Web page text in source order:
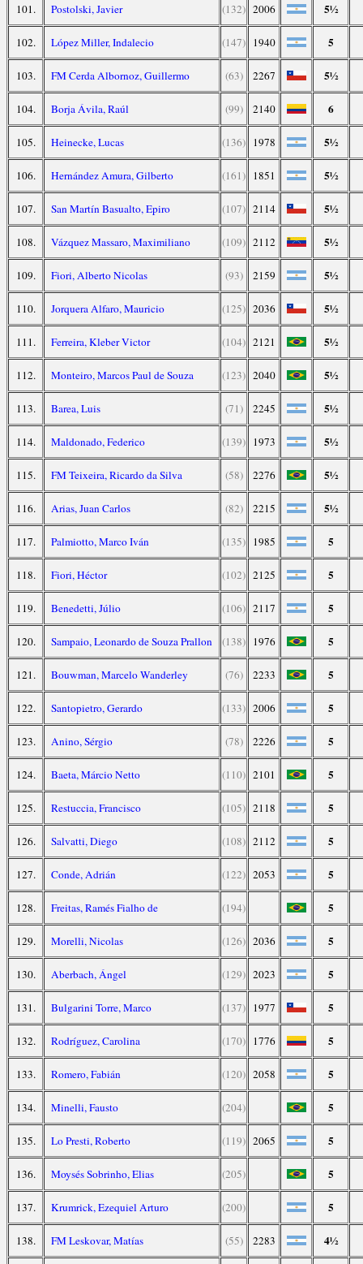
101. Postolski, Javier (132) 2006 5½
102. López Miller, Indalecio (147) 1940 5
103. FM Cerda Albornoz, Guillermo (63) 2267 5½
104. Borja Ávila, Raúl (99) 2140 6
105. Heinecke, Lucas (136) 1978 5½
106. Hernández Amura, Gilberto (161) 1851 5½
107. San Martín Basualto, Epiro (107) 2114 5½
108. Vázquez Massaro, Maximiliano (109) 2112 5½
109. Fiori, Alberto Nicolas (93) 2159 5½
110. Jorquera Alfaro, Mauricio (125) 2036 5½
111. Ferreira, Kleber Victor (104) 2121 5½
112. Monteiro, Marcos Paul de Souza (123) 2040 5½
113. Barea, Luis (71) 2245 5½
114. Maldonado, Federico (139) 1973 5½
115. FM Teixeira, Ricardo da Silva (58) 2276 5½
116. Arias, Juan Carlos (82) 2215 5½
117. Palmiotto, Marco Iván (135) 1985 5
118. Fiori, Héctor (102) 2125 5
119. Benedetti, Júlio (106) 2117 5
120. Sampaio, Leonardo de Souza Prallon (138) 1976 5
121. Bouwman, Marcelo Wanderley (76) 2233 5
122. Santopietro, Gerardo (133) 2006 5
123. Anino, Sérgio (78) 2226 5
124. Baeta, Márcio Netto (110) 2101 5
125. Restuccia, Francisco (105) 2118 5
126. Salvatti, Diego (108) 2112 5
127. Conde, Adrián (122) 2053 5
128. Freitas, Ramés Fialho de (194) 5
129. Morelli, Nicolas (126) 2036 5
130. Aberbach, Ángel (129) 2023 5
131. Bulgarini Torre, Marco (137) 1977 5
132. Rodríguez, Carolina (170) 1776 5
133. Romero, Fabián (120) 2058 5
134. Minelli, Fausto (204) 5
135. Lo Presti, Roberto (119) 2065 5
136. Moysés Sobrinho, Elias (205) 5
137. Krumrick, Ezequiel Arturo (200) 5
138. FM Leskovar, Matías (55) 2283 4½